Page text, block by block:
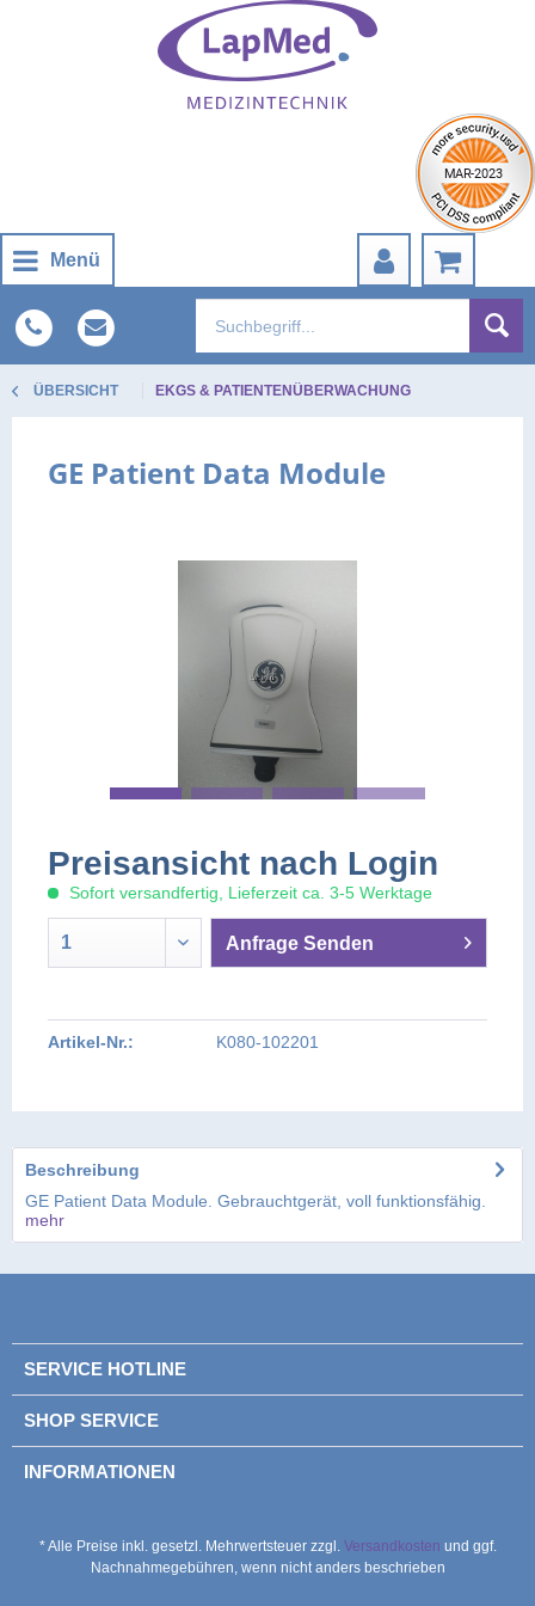
Menü
ÜBERSICHT EKGS & PATIENTENÜBERWACHUNG
GE Patient Data Module
Preisansicht nach Login
Sofort versandfertig, Lieferzeit ca. 3-5 Werktage
Anfrage Senden
PREIS AUF ANFRAGE
PREIS AUF ANFRAGE
Artikel-Nr.: K080-102201
Beschreibung
GE Patient Data Module. Gebrauchtgerät, voll funktionsfähig.
mehr
SERVICE HOTLINE
SHOP SERVICE
INFORMATIONEN
* Alle Preise inkl. gesetzl. Mehrwertsteuer zzgl. Versandkosten und ggf.
Nachnahmegebühren, wenn nicht anders beschrieben